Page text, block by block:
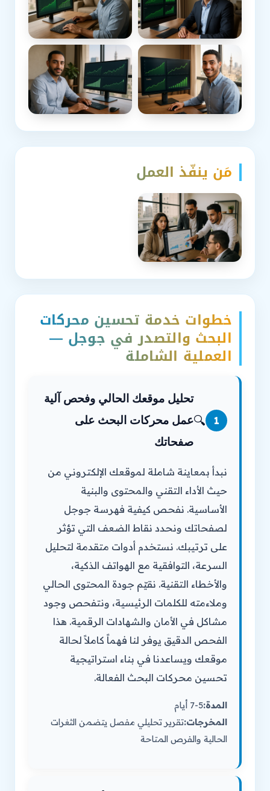
مَن ينفّذ العمل
خطوات خدمة تحسين محركات
البحث والتصدر في جوجل —
العملية الشاملة
1
🔍
تحليل موقعك الحالي وفحص آلية
عمل محركات البحث على
صفحاتك
نبدأ بمعاينة شاملة لموقعك الإلكتروني من
حيث الأداء التقني والمحتوى والبنية
الأساسية. نفحص كيفية فهرسة جوجل
لصفحاتك ونحدد نقاط الضعف التي تؤثر
على ترتيبك. نستخدم أدوات متقدمة لتحليل
السرعة، التوافقية مع الهواتف الذكية،
والأخطاء التقنية. نقيّم جودة المحتوى الحالي
وملاءمته للكلمات الرئيسية، ونتفحص وجود
مشاكل في الأمان والشهادات الرقمية. هذا
الفحص الدقيق يوفر لنا فهماً كاملاً لحالة
موقعك ويساعدنا في بناء استراتيجية
تحسين محركات البحث الفعالة.
المدة:5-7 أيام
المخرجات:تقرير تحليلي مفصل يتضمن الثغرات
الحالية والفرص المتاحة